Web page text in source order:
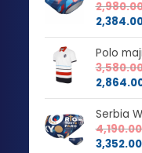
Polo
Serbia
3,352.00